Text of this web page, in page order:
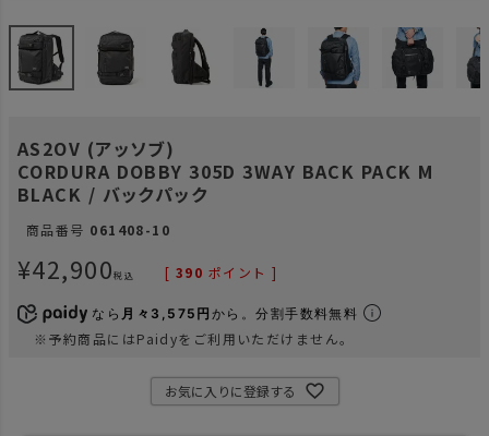
AS2OV (アッソブ)
CORDURA DOBBY 305D 3WAY BACK PACK M
BLACK / バックパック
商品番号 061408-10
¥42,900税込 [ 390 ポイント ]
なら 月々3,575円 から。分割手数料無料
※予約商品にはPaidyをご利用いただけません。
お気に入りに登録する